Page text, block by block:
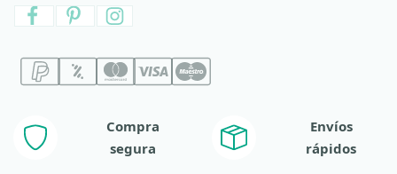
Compra
segura
Envíos
rápidos